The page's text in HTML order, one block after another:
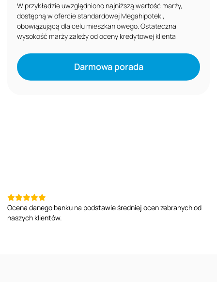
W przykładzie uwzględniono najniższą wartość marży,
dostępną w ofercie standardowej Megahipoteki,
obowiązującą dla celu mieszkaniowego. Ostateczna
wysokość marży zależy od oceny kredytowej klienta
Darmowa porada
Ocena danego banku na podstawie średniej ocen zebranych od
naszych klientów.